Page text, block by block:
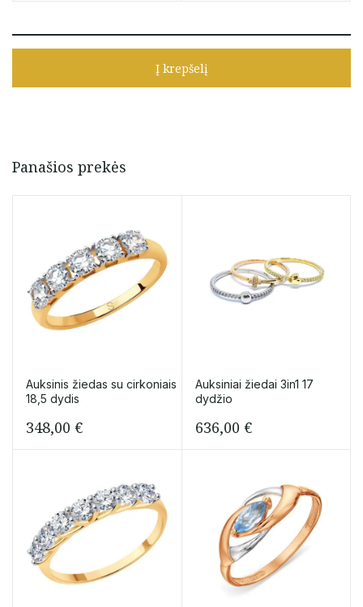
Į krepšelį
Panašios prekės
Auksinis žiedas su cirkoniais
18,5 dydis
348,00 €
Auksiniai žiedai 3in1 17
dydžio
636,00 €